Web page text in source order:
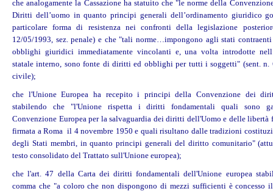
che analogamente la Cassazione ha statuito che "le norme della
Diritti dell’uomo in quanto principi generali dell’ordinamento giuridico
particolare forma di resistenza nei confronti della legislazione
12/05/1993, sez. penale) e che "tali norme…impongono agli stati
obblighi giuridici immediatamente vincolanti e, una volta introdotte
statale interno, sono fonte di diritti ed obblighi per tutti i soggetti" (sent. n.
civile);
che l'Unione Europea ha recepito i principi della Convenzione dei
stabilendo che "l'Unione rispetta i diritti fondamentali quali sono
Convenzione Europea per la salvaguardia dei diritti dell'Uomo e delle libertà
firmata a Roma il 4 novembre 1950 e quali risultano dalle tradizioni
degli Stati membri, in quanto principi generali del diritto comunitario"
testo consolidato del Trattato sull'Unione europea);
che l'art. 47 della Carta dei diritti fondamentali dell'Unione europea
comma che "a coloro che non dispongono di mezzi sufficienti è concesso